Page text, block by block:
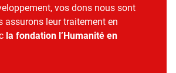
vos dons nous sont
assurons leur traitement en
la fondation l’Humanité en